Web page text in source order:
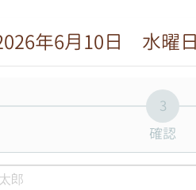
年6月10日 水曜
3
確認